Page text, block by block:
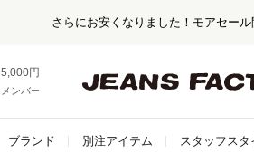
さらにお安くなりました！モアセール
5,000円以上お買い上げで送料無料！
メンバー登録でお得な情報をゲット。さらに詳しく
ブランド 別注アイテム スタッフスタ